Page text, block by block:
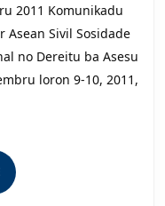
Tuir
2011 Komunikadu
Sivil Sosidade
no Dereitu ba Asesu
loron 9-10, 2011,
READ
MORE